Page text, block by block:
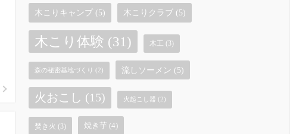
木こりキャンプ (5) 木こりクラブ (5)
木こり体験 (31) 木工 (3)
森の秘密基地づくり (2) 流しソーメン (5)
火おこし (15) 火起こし器 (2)
焚き火 (3) 焼き芋 (4)